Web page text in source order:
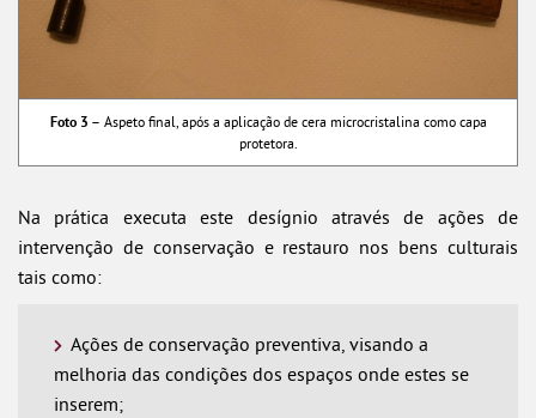
Foto 3 – Aspeto final, após a aplicação de cera microcristalina como capa
protetora.
Na prática executa este desígnio através de ações de
intervenção de conservação e restauro nos bens culturais
tais como:
Ações de conservação preventiva, visando a
melhoria das condições dos espaços onde estes se
inserem;